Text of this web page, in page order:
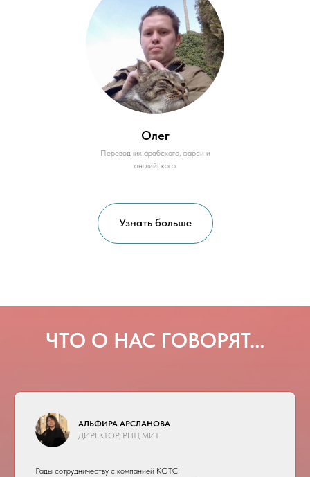
Олег
Переводчик арабского, фарси и
английского
Узнать больше
ЧТО О НАС ГОВОРЯТ...
АЛЬФИРА АРСЛАНОВА
ДИРЕКТОР, РНЦ МИТ
Рады сотрудничеству с компанией KGTC!